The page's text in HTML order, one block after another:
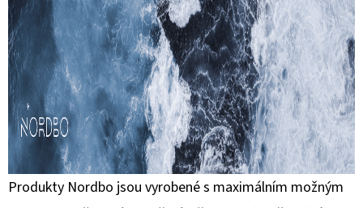
Produkty Nordbo jsou vyrobené s maximálním možným